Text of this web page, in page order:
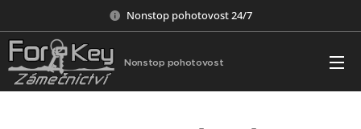
Nonstop pohotovost 24/7
Nonstop pohotovost